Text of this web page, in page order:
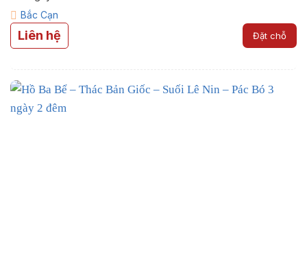
Bắc Cạn
Liên hệ Đặt chỗ